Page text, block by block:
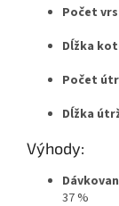
Počet
Dĺžka
Počet
Dĺžka
Výhody:
37 %